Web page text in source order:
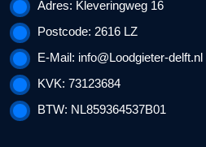
Adres: Kleveringweg 16
Postcode: 2616 LZ
E-Mail: info@Loodgieter-delft.nl
KVK: 73123684
BTW: NL859364537B01